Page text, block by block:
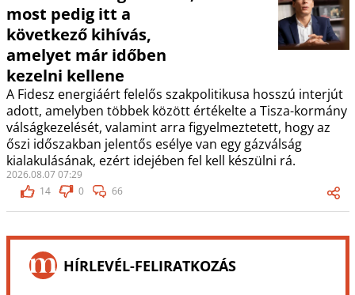
most pedig itt a
következő kihívás,
amelyet már időben
kezelni kellene
A Fidesz energiáért felelős szakpolitikusa hosszú interjút
adott, amelyben többek között értékelte a Tisza-kormány
válságkezelését, valamint arra figyelmeztetett, hogy az
őszi időszakban jelentős esélye van egy gázválság
kialakulásának, ezért idejében fel kell készülni rá.
2026.08.07 07:29
14
0 66
HÍRLEVÉL-FELIRATKOZÁS